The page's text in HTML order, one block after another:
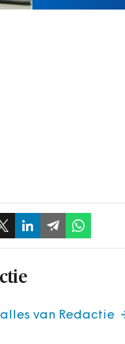
van Redactie